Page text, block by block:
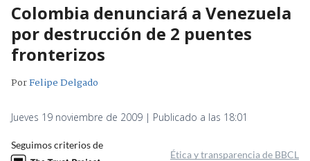
Colombia denunciará a Venezuela
por destrucción de 2 puentes
fronterizos
PorFelipe Delgado
Jueves 19 noviembre de 2009 | Publicado a las 18:01
Seguimos criterios de
Ética y transparencia de BBCL